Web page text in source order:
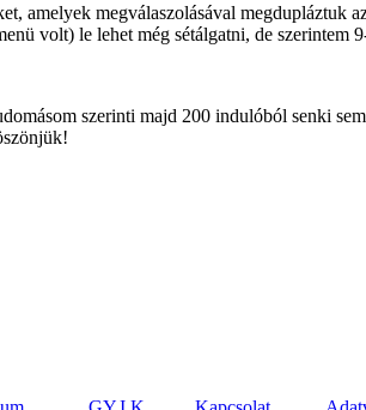
amelyek megválaszolásával megdupláztuk
volt) le lehet még sétálgatni, de szerintem
szerinti majd 200 indulóból senki